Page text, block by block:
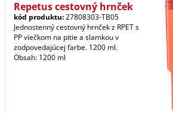
Repetus cestovný hrnček
kód produktu:27808303-TB05
Jednostenný cestovný hrnček z RPET s
PP viečkom na pitie a slamkou v
zodpovedajúcej farbe. 1200 ml.
Obsah: 1200 ml